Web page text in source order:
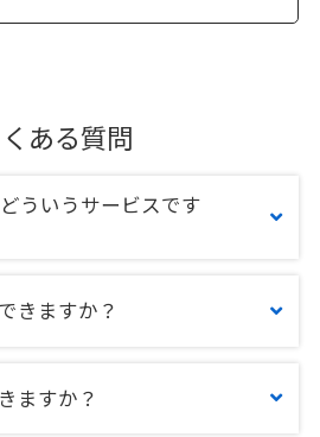
ある質問
ういうサービスです
きますか？
ますか？